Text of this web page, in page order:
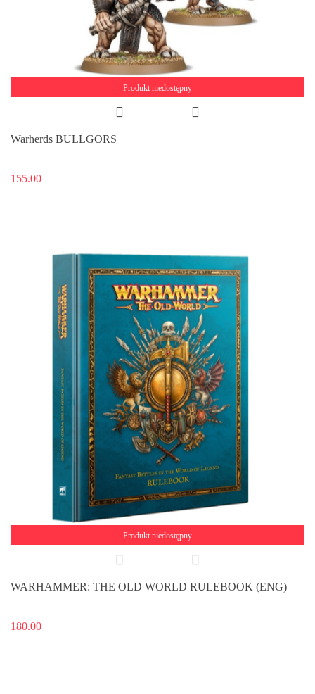
Produkt niedostępny
Warherds BULLGORS
155.00
Produkt niedostępny
WARHAMMER: THE OLD WORLD RULEBOOK (ENG)
180.00